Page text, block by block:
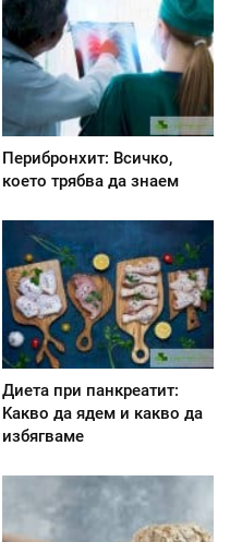
Перибронхит: Всичко,
което трябва да знаем
Диета при панкреатит:
Kакво да ядем и какво да
избягваме